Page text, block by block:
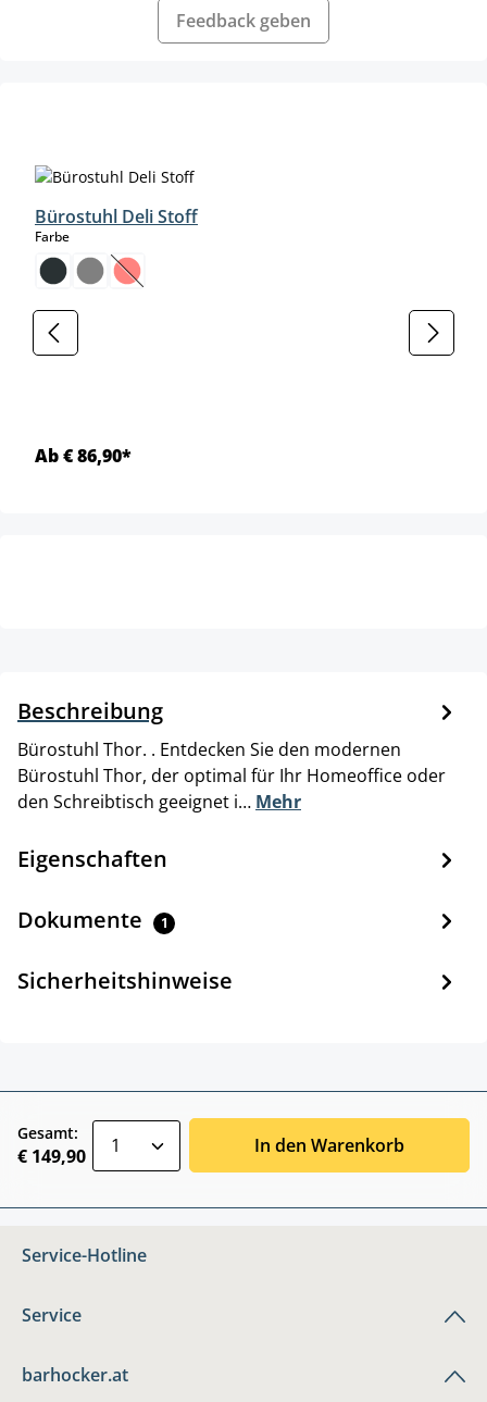
Feedback geben
Bürostuhl Deli Stoff
Farbeauswählen
(Diese Option ist zurzeit nicht verfügbar.)
Ab € 86,90*
Beschreibung
Bürostuhl Thor. . Entdecken Sie den modernen
Bürostuhl Thor, der optimal für Ihr Homeoffice oder
den Schreibtisch geeignet i… Mehr
Eigenschaften
Dokumente 1
Sicherheitshinweise
Gesamt:
€ 149,90 In den Warenkorb
Service-Hotline
Service
barhocker.at